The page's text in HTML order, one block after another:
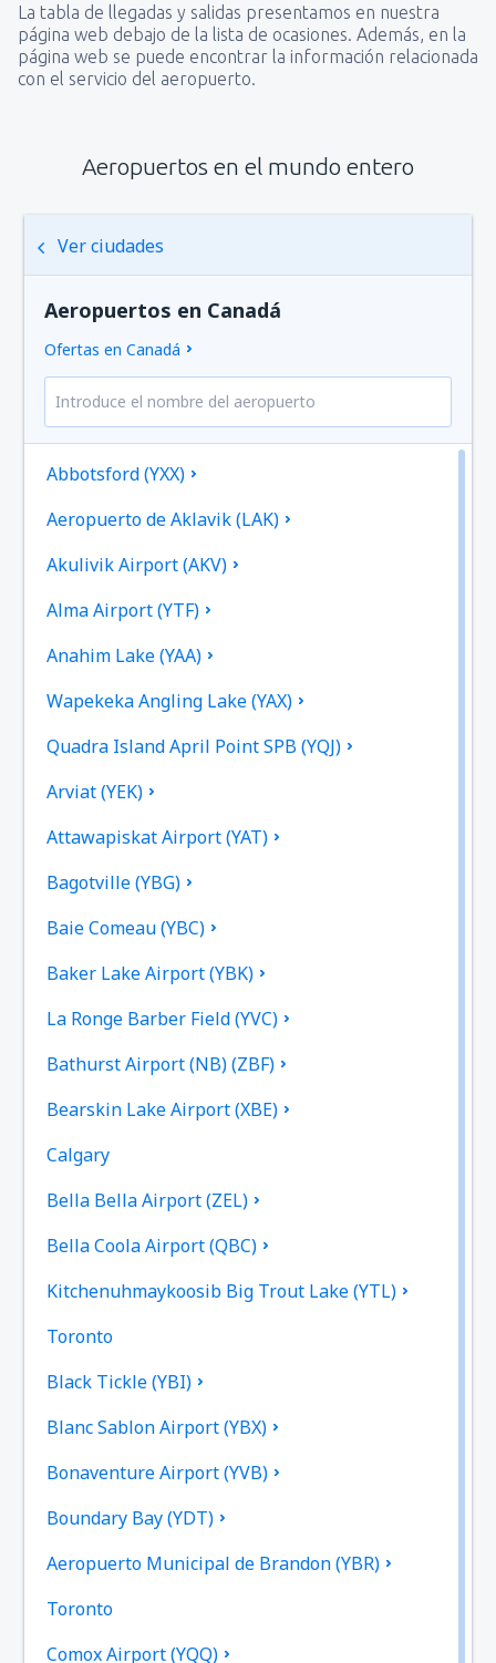
La tabla de llegadas y salidas presentamos en nuestra
página web debajo de la lista de ocasiones. Además, en la
página web se puede encontrar la información relacionada
con el servicio del aeropuerto.
Aeropuertos en el mundo entero
Ver ciudades
Aeropuertos en Canadá
Ofertas en Canadá
Abbotsford (YXX)
Aeropuerto de Aklavik (LAK)
Akulivik Airport (AKV)
Alma Airport (YTF)
Anahim Lake (YAA)
Wapekeka Angling Lake (YAX)
Quadra Island April Point SPB (YQJ)
Arviat (YEK)
Attawapiskat Airport (YAT)
Bagotville (YBG)
Baie Comeau (YBC)
Baker Lake Airport (YBK)
La Ronge Barber Field (YVC)
Bathurst Airport (NB) (ZBF)
Bearskin Lake Airport (XBE)
Calgary
Bella Bella Airport (ZEL)
Bella Coola Airport (QBC)
Kitchenuhmaykoosib Big Trout Lake (YTL)
Toronto
Black Tickle (YBI)
Blanc Sablon Airport (YBX)
Bonaventure Airport (YVB)
Boundary Bay (YDT)
Aeropuerto Municipal de Brandon (YBR)
Toronto
Comox Airport (YQQ)